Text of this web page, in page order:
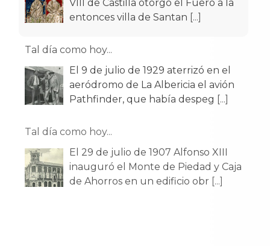
VIII de Castilla otorgó el Fuero a la
entonces villa de Santan [...]
Tal día como hoy...
El 9 de julio de 1929 aterrizó en el
aeródromo de La Albericia el avión
Pathfinder, que había despeg [...]
Tal día como hoy...
El 29 de julio de 1907 Alfonso XIII
inauguró el Monte de Piedad y Caja
de Ahorros en un edificio obr [...]